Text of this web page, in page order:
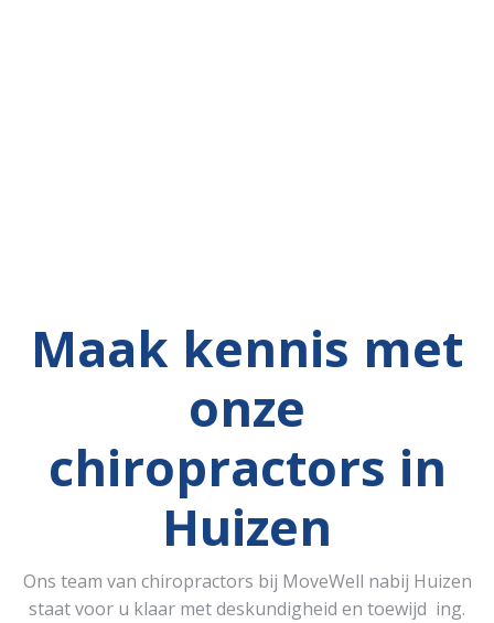
Maak kennis met
onze
chiropractors in
Huizen
Ons team van chiropractors bij MoveWell nabij Huizen
staat voor u klaar met deskundigheid en toewijd ing.